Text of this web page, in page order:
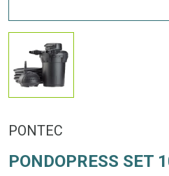
PONTEC
PONDOPRESS SET